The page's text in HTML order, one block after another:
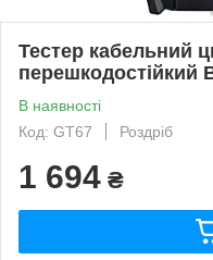
Тестер кабельний
перешкодостійкий
В наявності
Код: GT67
Роздріб
1 694 ₴